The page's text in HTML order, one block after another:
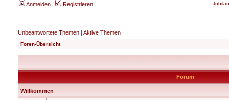
Anmelden Registrieren
Unbeantwortete Themen | Aktive Themen
Foren-Übersicht
Forum
Willkommen